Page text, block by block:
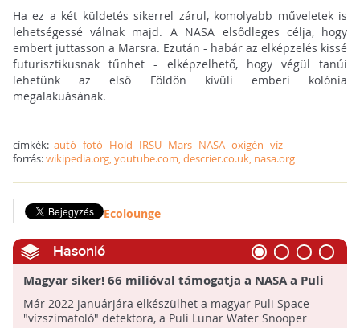
Ha ez a két küldetés sikerrel zárul, komolyabb műveletek is
lehetségessé válnak majd. A NASA elsődleges célja, hogy
embert juttasson a Marsra. Ezután - habár az elképzelés kissé
futurisztikusnak tűnhet - elképzelhető, hogy végül tanúi
lehetünk az első Földön kívüli emberi kolónia
megalakuásának.
címkék: autó fotó Hold IRSU Mars NASA oxigén víz
forrás:wikipedia.org, youtube.com, descrier.co.uk, nasa.org
Ecolounge
Hasonló
Magyar siker! 66 milióval támogatja a NASA a Puli
Space fejlesztését!
Már 2022 januárjára elkészülhet a magyar Puli Space
"vízszimatoló" detektora, a Puli Lunar Water Snooper